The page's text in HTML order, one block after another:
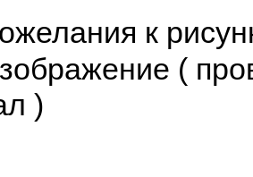
к
(
)